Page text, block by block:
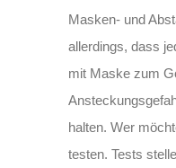
Masken- und
allerdings, dass
mit Maske zum
halten. Wer
testen. Tests